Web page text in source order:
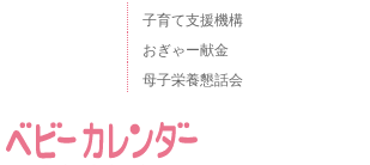
子育て支援機構
おぎゃー献金
母子栄養懇話会